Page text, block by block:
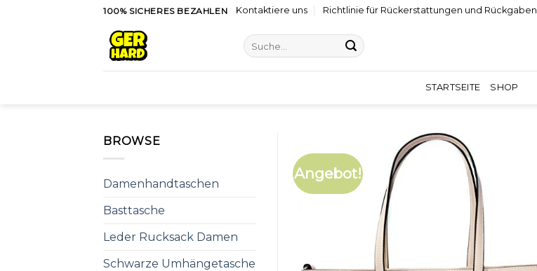
100% SICHERES BEZAHLEN Kontaktiere uns Richtlinie für Rückerstattungen und Rückgaben
Suche
nach:
STARTSEITE SHOP
BROWSE
Damenhandtaschen
Basttasche
Leder Rucksack Damen
Schwarze Umhängetasche
Angebot!